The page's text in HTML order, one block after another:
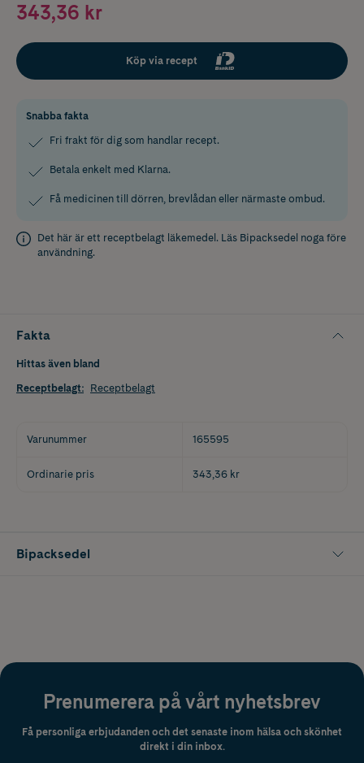
343,36 kr
Köp via recept
Snabba fakta
Fri frakt för dig som handlar recept.
Betala enkelt med Klarna.
Få medicinen till dörren, brevlådan eller närmaste ombud.
Det här är ett receptbelagt läkemedel. Läs Bipacksedel noga före
användning.
Fakta
Hittas även bland
Receptbelagt: Receptbelagt
Varunummer 165595
Ordinarie pris 343,36 kr
Bipacksedel
Prenumerera på vårt nyhetsbrev
Få personliga erbjudanden och det senaste inom hälsa och skönhet
direkt i din inbox.